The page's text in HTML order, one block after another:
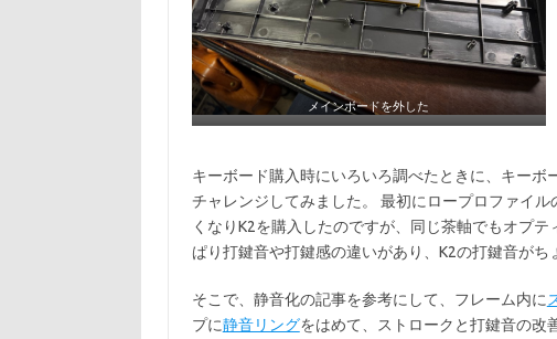
メインボードを外した
キーボード購入時にいろいろ調べたときに、キー
チャレンジしてみました。 最初にロープロファイ
くなりK2を購入したのですが、同じ茶軸でもオプ
ぱり打鍵音や打鍵感の違いがあり、K2の打鍵音がち
そこで、静音化の記事を参考にして、フレーム内に
プに静音リングをはめて、ストロークと打鍵音の改